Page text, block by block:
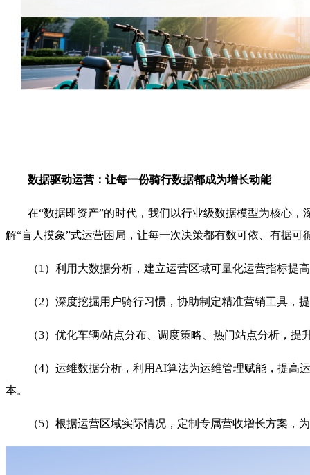
数据驱动运营：让每一份骑行数据都成为增长动能
在“数据即资产”的时代，我们以行业级数据模型为核心，
解“盲人摸象”式运营困局，让每一次决策都有数可依、有据可
（1）利用大数据分析，建立运营区域可量化运营指标提
（2）深度挖掘用户骑行习惯，协助制定精准营销工具，
（3）优化车辆/站点分布、调度策略、热门站点分析，提
（4）运维数据分析，利用AI算法为运维管理赋能，提高
本。
（5）根据运营区域实际情况，定制专属营收增长方案，